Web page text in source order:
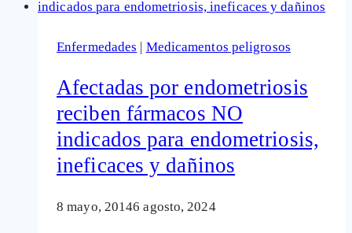
saber
de
NuvaRing
y
otros
anticonceptivos
hormonales
Enfermedades | Medicamentos peligrosos
Afectadas por endometriosis
reciben fármacos NO
indicados para endometriosis,
ineficaces y dañinos
8 mayo, 20146 agosto, 2024